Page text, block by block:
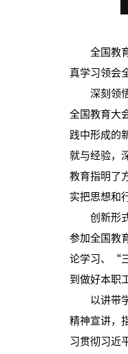
全国教育
真学习领会
深刻领悟
全国教育大
践中形成的
就与经验，
教育指明了
实把思想和
创新形式
参加全国教
论学习、“
到做好本职
以讲带学
精神宣讲，
习贯彻习近